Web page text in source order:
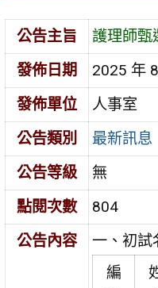
容
公告主旨
護理師甄
發佈日期
2025 年
發佈單位
人事室
公告類別
最新訊息
公告等級
無
點閱次數
804
公告內容
一、初試
編